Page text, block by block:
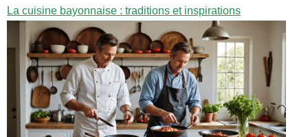
La cuisine bayonnaise : traditions et inspirations